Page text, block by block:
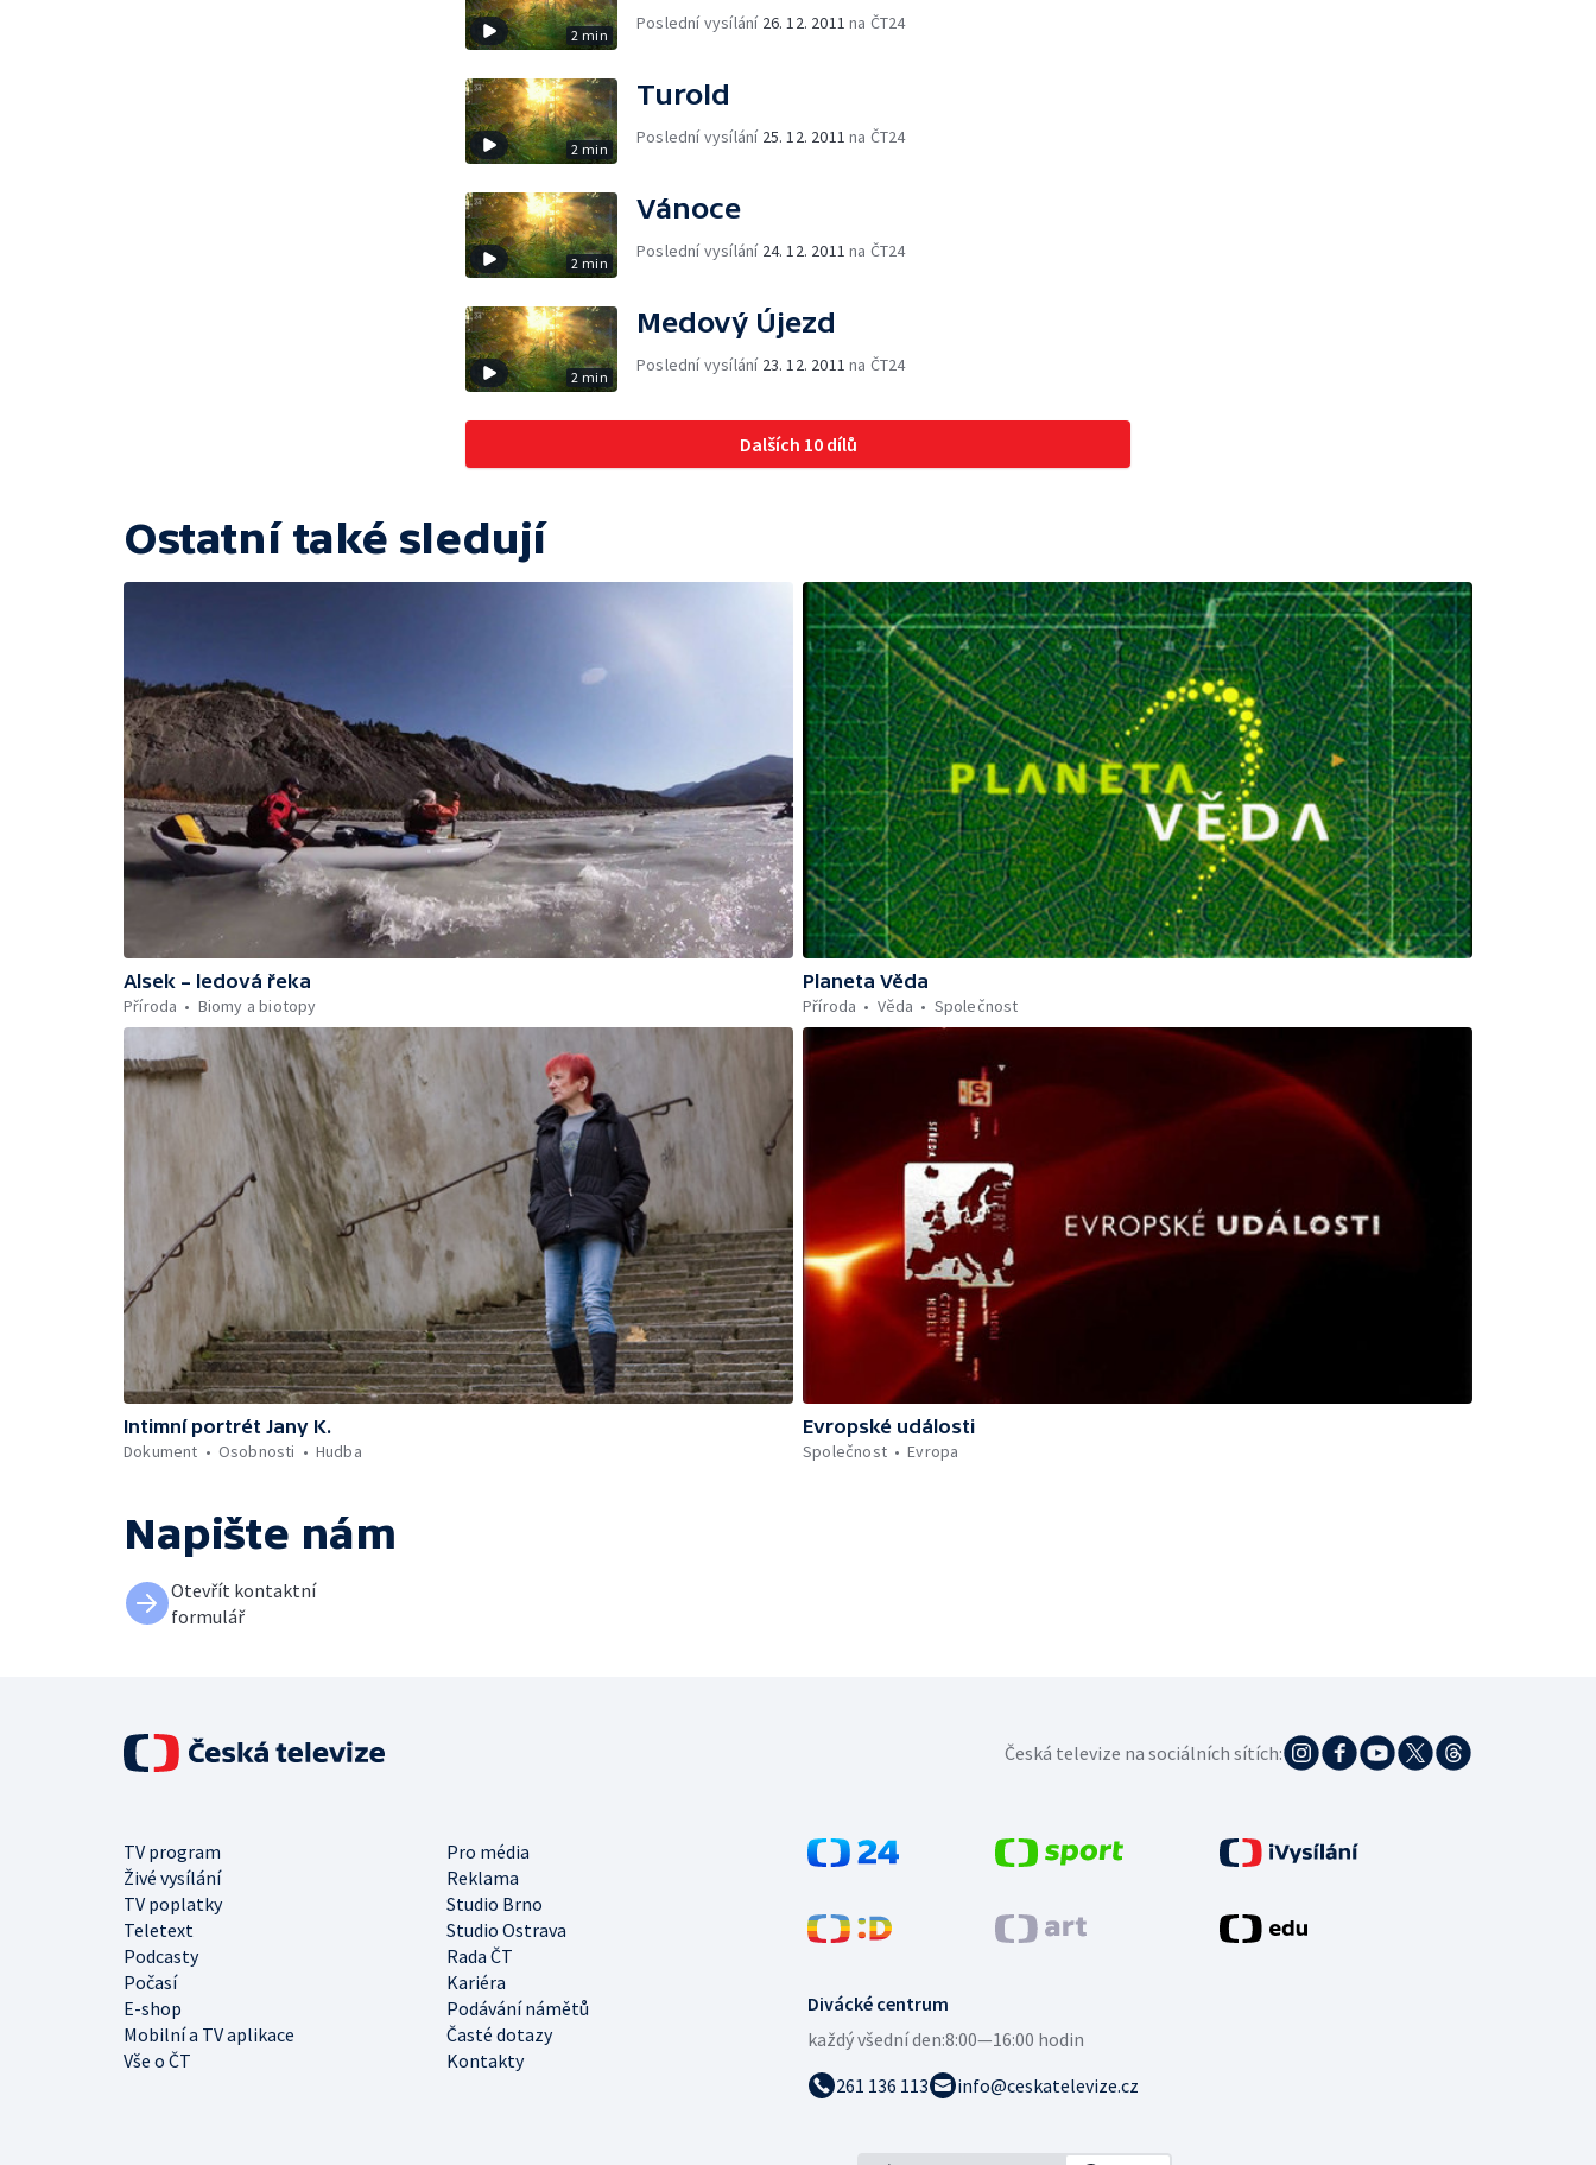
2 min
Poslední vysílání 26. 12. 2011 na ČT24
2 min
Turold
Poslední vysílání 25. 12. 2011 na ČT24
2 min
Vánoce
Poslední vysílání 24. 12. 2011 na ČT24
2 min
Medový Újezd
Poslední vysílání 23. 12. 2011 na ČT24
Dalších 10 dílů
Ostatní také sledují
Alsek – ledová řeka
Příroda
Biomy a biotopy
Planeta Věda
Příroda
Věda Společnost
Intimní portrét Jany K.
Dokument
Osobnosti Hudba
Evropské události
Společnost
Evropa
Napište nám
Otevřít kontaktní
formulář
Divácké centrum
každý všední den:8:00—16:00 hodin
261 136 113
info@ceskatelevize.cz
TV program
Pro média
Živé vysílání
Reklama
TV poplatky
Studio Brno
Teletext
Studio Ostrava
Podcasty
Rada ČT
Počasí
Kariéra
E-shop
Podávání námětů
Mobilní a TV aplikace
Časté dotazy
Vše o ČT
Kontakty
Česká televize na sociálních sítích: